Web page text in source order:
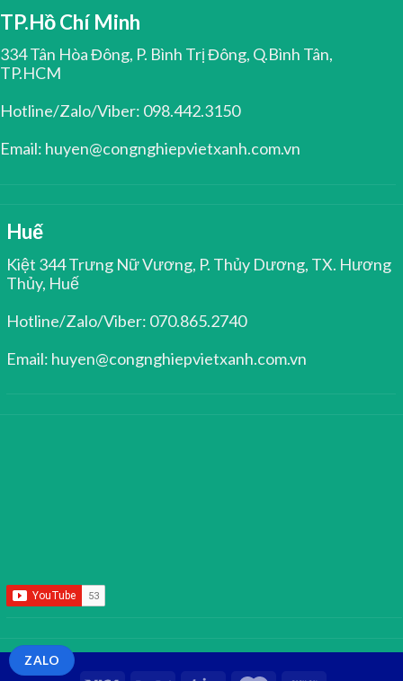
TP.Hồ Chí Minh
334 Tân Hòa Đông, P. Bình Trị Đông, Q.Bình Tân,
TP.HCM
Hotline/Zalo/Viber: 098.442.3150
Email: huyen@congnghiepvietxanh.com.vn
Huế
Kiệt 344 Trưng Nữ Vương, P. Thủy Dương, TX. Hương
Thủy, Huế
Hotline/Zalo/Viber: 070.865.2740
Email: huyen@congnghiepvietxanh.com.vn
ZALO